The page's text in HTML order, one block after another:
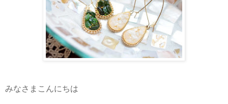
みなさまこんにちは